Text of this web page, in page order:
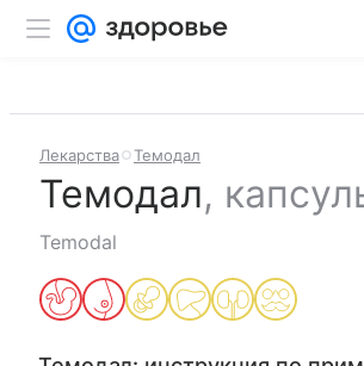
Лекарства Темодал
Темодал,
Temodal